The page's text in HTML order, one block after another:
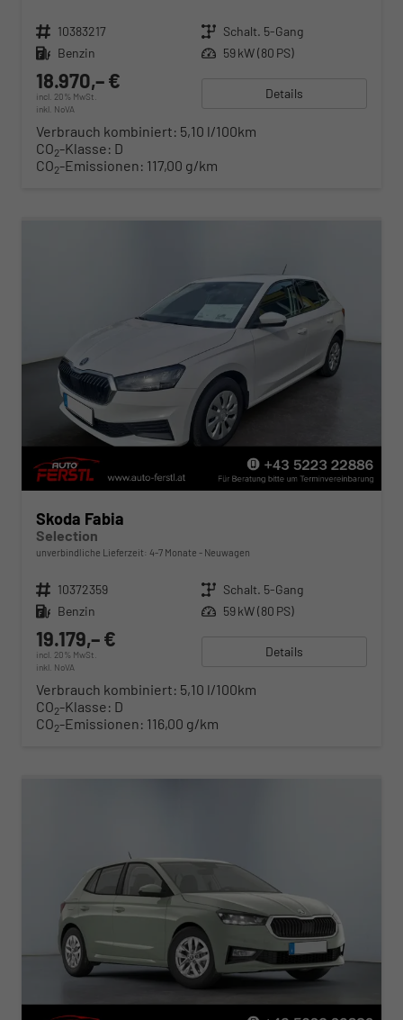
Fahrzeugnr. 10383217 Getriebe Schalt. 5-Gang
Kraftstoff Benzin Leistung 59 kW (80 PS)
18.970,– €
incl. 20% MwSt.
inkl. NoVA
Details
Verbrauch kombiniert: 5,10 l/100km
CO2-Klasse: D
CO2-Emissionen: 117,00 g/km
Skoda Fabia
Selection
unverbindliche Lieferzeit: 4-7 Monate Neuwagen
Fahrzeugnr. 10372359 Getriebe Schalt. 5-Gang
Kraftstoff Benzin Leistung 59 kW (80 PS)
19.179,– €
incl. 20% MwSt.
inkl. NoVA
Details
Verbrauch kombiniert: 5,10 l/100km
CO2-Klasse: D
CO2-Emissionen: 116,00 g/km